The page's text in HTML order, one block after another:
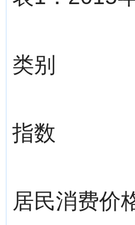
类别
指数
居民消费价